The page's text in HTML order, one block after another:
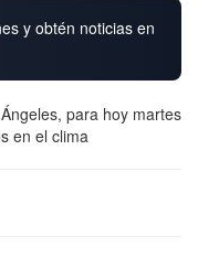
y obtén noticias en
para hoy martes
en el clima